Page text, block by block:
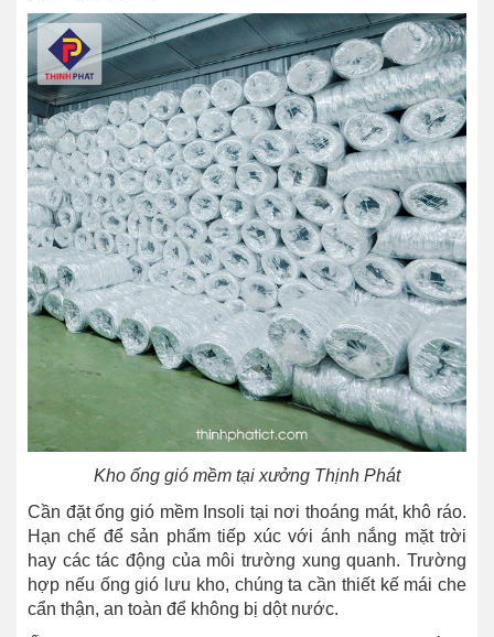
Kho ống gió mềm tại xưởng Thịnh Phát
Cần đặt ống gió mềm Insoli tại nơi thoáng mát, khô ráo.
Hạn chế để sản phẩm tiếp xúc với ánh nắng mặt trời
hay các tác động của môi trường xung quanh. Trường
hợp nếu ống gió lưu kho, chúng ta cần thiết kế mái che
cẩn thận, an toàn để không bị dột nước.